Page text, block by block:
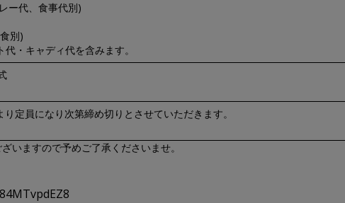
ー代、食事代別)
別)
・キャディ代を含みます。
定員になり次第締め切りとさせていただきます。
いますので予めご了承くださいませ。